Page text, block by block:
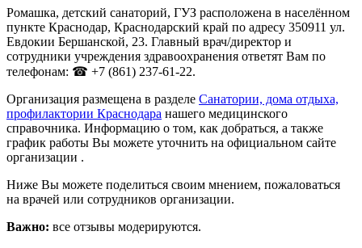
Ромашка, детский санаторий, ГУЗ расположена в населённом
пункте Краснодар, Краснодарский край по адресу 350911 ул.
Евдокии Бершанской, 23. Главный врач/директор и
сотрудники учреждения здравоохранения ответят Вам по
телефонам: ☎ +7 (861) 237-61-22.
Организация размещена в разделе Санатории, дома отдыха,
профилактории Краснодара нашего медицинского
справочника. Информацию о том, как добраться, а также
график работы Вы можете уточнить на официальном сайте
организации .
Ниже Вы можете поделиться своим мнением, пожаловаться
на врачей или сотрудников организации.
Важно: все отзывы модерируются.